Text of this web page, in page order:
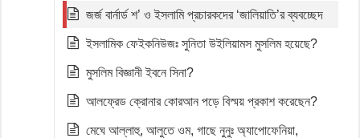
জর্জ বার্নার্ড শ’ ও ইসলামি প্রচারকদের ‘জালিয়াতি’র ব্যবচ্ছেদ
ইসলামিক ফেইকনিউজঃ সুনিতা উইলিয়ামস মুসলিম হয়েছে?
মুসলিম বিজ্ঞানী ইবনে সিনা?
আলফ্রেড ক্রোনার কোরআন পড়ে বিস্ময় প্রকাশ করেছেন?
মেঘে আল্লাহু, আলুতে ওম, গাছে নুনুঃ অ্যাপোফেনিয়া,